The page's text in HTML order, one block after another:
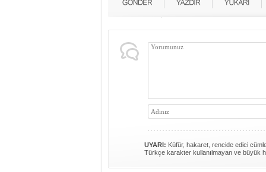
UYARI: Küfür, hakaret, rencide edici
Türkçe karakter kullanılmayan ve büyük